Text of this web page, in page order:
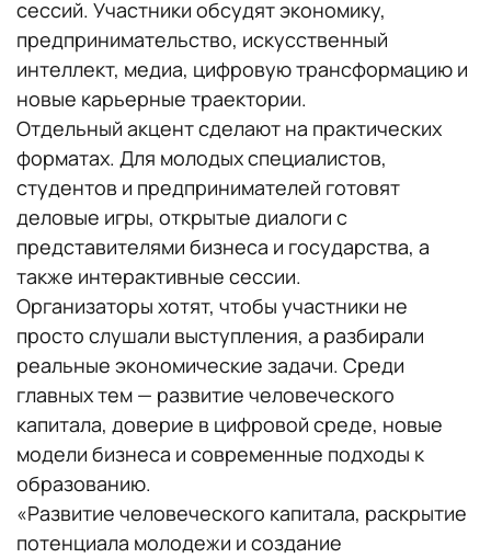
сессий. Участники обсудят экономику,
предпринимательство, искусственный
интеллект, медиа, цифровую трансформацию и
новые карьерные траектории.
Отдельный акцент сделают на практических
форматах. Для молодых специалистов,
студентов и предпринимателей готовят
деловые игры, открытые диалоги с
представителями бизнеса и государства, а
также интерактивные сессии.
Организаторы хотят, чтобы участники не
просто слушали выступления, а разбирали
реальные экономические задачи. Среди
главных тем — развитие человеческого
капитала, доверие в цифровой среде, новые
модели бизнеса и современные подходы к
образованию.
«Развитие человеческого капитала, раскрытие
потенциала молодежи и создание